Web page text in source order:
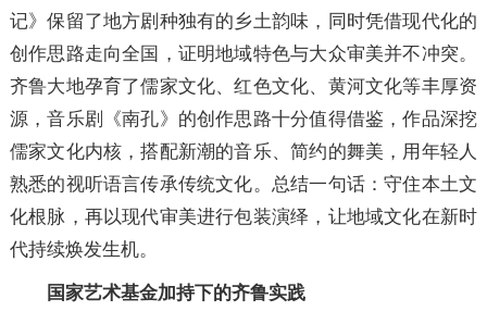
记》保留了地方剧种独有的乡土韵味，同时凭借现代化的
创作思路走向全国，证明地域特色与大众审美并不冲突。
齐鲁大地孕育了儒家文化、红色文化、黄河文化等丰厚资
源，音乐剧《南孔》的创作思路十分值得借鉴，作品深挖
儒家文化内核，搭配新潮的音乐、简约的舞美，用年轻人
熟悉的视听语言传承传统文化。总结一句话：守住本土文
化根脉，再以现代审美进行包装演绎，让地域文化在新时
代持续焕发生机。
国家艺术基金加持下的齐鲁实践